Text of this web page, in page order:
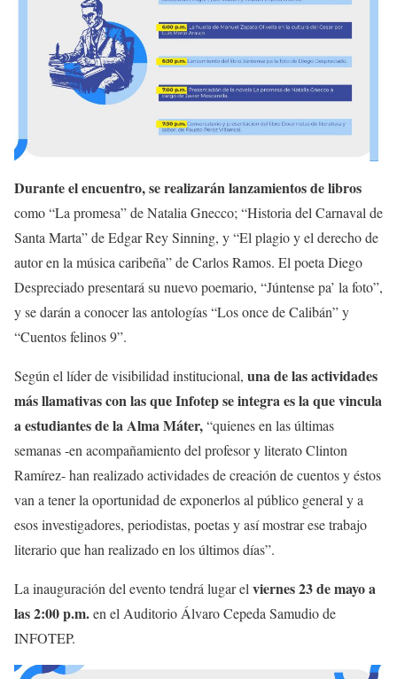
Durante el encuentro, se realizarán lanzamientos de libros
como “La promesa” de Natalia Gnecco; “Historia del Carnaval de
Santa Marta” de Edgar Rey Sinning, y “El plagio y el derecho de
autor en la música caribeña” de Carlos Ramos. El poeta Diego
Despreciado presentará su nuevo poemario, “Júntense pa’ la foto”,
y se darán a conocer las antologías “Los once de Calibán” y
“Cuentos felinos 9”.
Según el líder de visibilidad institucional, una de las actividades
más llamativas con las que Infotep se integra es la que vincula
a estudiantes de la Alma Máter,“quienes en las últimas
semanas -en acompañamiento del profesor y literato Clinton
Ramírez- han realizado actividades de creación de cuentos y éstos
van a tener la oportunidad de exponerlos al público general y a
esos investigadores, periodistas, poetas y así mostrar ese trabajo
literario que han realizado en los últimos días”.
La inauguración del evento tendrá lugar el viernes 23 de mayo a
las 2:00 p.m.en el Auditorio Álvaro Cepeda Samudio de
INFOTEP.